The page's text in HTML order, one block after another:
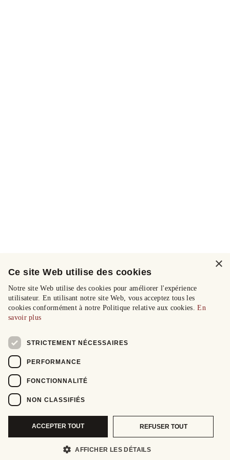
×
Ce site Web utilise des cookies
Notre site Web utilise des cookies pour améliorer l'expérience
utilisateur. En utilisant notre site Web, vous acceptez tous les
cookies conformément à notre Politique relative aux cookies.En
savoir plus
STRICTEMENT NÉCESSAIRES
PERFORMANCE
FONCTIONNALITÉ
NON CLASSIFIÉS
ACCEPTER TOUT REFUSER TOUT
AFFICHER LES DÉTAILS